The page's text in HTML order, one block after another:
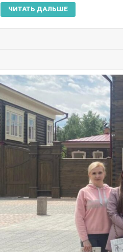
ЧИТАТЬ ДАЛЬШЕ